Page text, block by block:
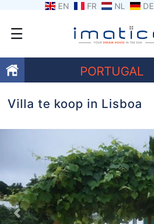
EN FR NL DE
☰
PORTUGAL
Favorieten
Over
Contacten
Voorwaarden
Getuigenissen
Villa te koop in Lisboa
Previous